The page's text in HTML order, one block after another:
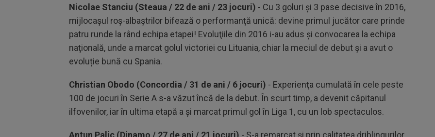
Nicolae Stanciu (Steaua / 22 de ani / 23 jocuri) - Cu 3 goluri şi 3 pase decisive în 2016,
mijlocaşul roş-albaştrilor bifează o performanţă unică: devine primul jucător care prinde
patru runde la rând echipa etapei! Evoluţiile din 2016 i-au adus şi convocarea la echipa
naţională, unde a marcat golul victoriei cu Lituania, chiar la meciul de debut și a avut o
evoluție bună cu Spania.
Christian Obodo (Concordia / 31 de ani / 6 jocuri) - Experienţa cumulată în cele peste
100 de jocuri în Serie A s-a văzut încă de la debut. În scurt timp, a devenit căpitanul
ilfovenilor, iar în ultima etapă a şi marcat primul gol în Liga 1, cu un lob spectaculos.
Antun Palic (Dinamo / 27 de ani / 21 jocuri) - S-a remarcat şi prin calitatea driblingurilor,